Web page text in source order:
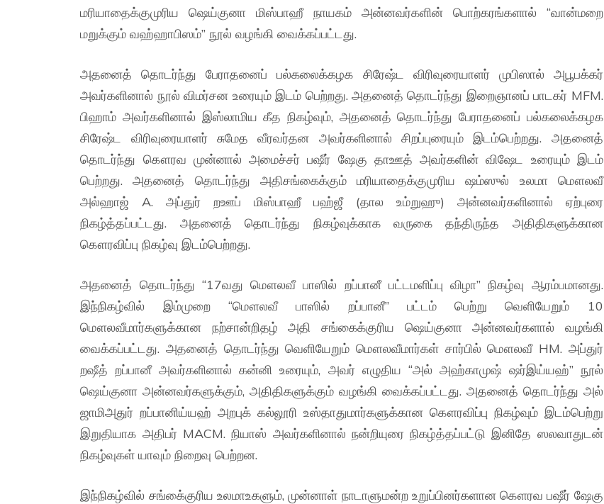
மரியாதைக்குமுரிய ஷெய்குனா மிஸ்பாஹீ நாயகம் அன்னவர்களின் பொற்கரங்களால் “வான்மறை
மறுக்கும் வஹ்ஹாபிஸம்” நூல் வழங்கி வைக்கப்பட்டது.
அதனைத் தொடர்ந்து பேராதனைப் பல்கலைக்கழக சிரேஷ்ட விரிவுரையாளர் முபிஸால் அபூபக்கர்
அவர்களினால் நூல் விமர்சன உரையும் இடம் பெற்றது. அதனைத் தொடர்ந்து இறைஞானப் பாடகர் MFM.
பிஹாம் அவர்களினால் இஸ்லாமிய கீத நிகழ்வும், அதனைத் தொடர்ந்து பேராதனைப் பல்கலைக்கழக
சிரேஷ்ட விரிவுரையாளர் சுமேத வீரவர்தன அவர்களினால் சிறப்புரையும் இடம்பெற்றது. அதனைத்
தொடர்ந்து கௌரவ முன்னால் அமைச்சர் பஷீர் ஷேகு தாஊத் அவர்களின் விஷேட உரையும் இடம்
பெற்றது. அதனைத் தொடர்ந்து அதிசங்கைக்கும் மரியாதைக்குமுரிய ஷம்ஸுல் உலமா மௌலவீ
அல்ஹாஜ் A. அப்துர் றஊப் மிஸ்பாஹீ பஹ்ஜீ (தால உம்றுஹு) அன்னவர்களினால் ஏற்புரை
நிகழ்த்தப்பட்டது. அதனைத் தொடர்ந்து நிகழ்வுக்காக வருகை தந்திருந்த அதிதிகளுக்கான
கௌரவிப்பு நிகழ்வு இடம்பெற்றது.
அதனைத் தொடர்ந்து “17வது மௌலவீ பாஸில் றப்பானீ பட்டமளிப்பு விழா” நிகழ்வு ஆரம்பமானது.
இந்நிகழ்வில் இம்முறை “மௌலவீ பாஸில் றப்பானீ” பட்டம் பெற்று வெளியேறும் 10
மௌலவீமார்களுக்கான நற்சான்றிதழ் அதி சங்கைக்குரிய ஷெய்குனா அன்னவர்களால் வழங்கி
வைக்கப்பட்டது. அதனைத் தொடர்ந்து வெளியேறும் மௌலவீமார்கள் சார்பில் மௌலவீ HM. அப்துர்
றஷீத் றப்பானீ அவர்களினால் கன்னி உரையும், அவர் எழுதிய “அல் அஹ்காமுஷ் ஷர்இய்யஹ்” நூல்
ஷெய்குனா அன்னவர்களுக்கும், அதிதிகளுக்கும் வழங்கி வைக்கப்பட்டது. அதனைத் தொடர்ந்து அல்
ஜாமிஅதுர் றப்பானிய்யஹ் அறபுக் கல்லூரி உஸ்தாதுமார்களுக்கான கௌரவிப்பு நிகழ்வும் இடம்பெற்று
இறுதியாக அதிபர் MACM. நியாஸ் அவர்களினால் நன்றியுரை நிகழ்த்தப்பட்டு இனிதே ஸலவாதுடன்
நிகழ்வுகள் யாவும் நிறைவு பெற்றன.
இந்நிகழ்வில் சங்கை்குரிய உலமாஉகளும், முன்னாள் நாடாளுமன்ற உறுப்பினர்களான கௌரவ பஷீர் ஷேகு